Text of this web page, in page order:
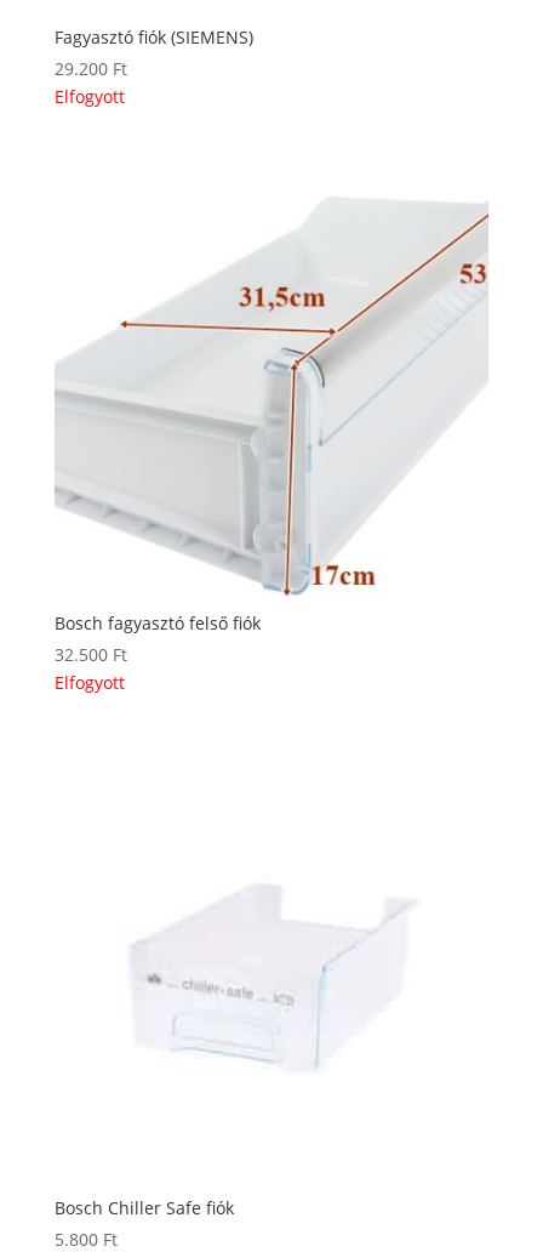
Fagyasztó fiók (SIEMENS)
29.200 Ft
Elfogyott
Bosch fagyasztó felső fiók
32.500 Ft
Elfogyott
Bosch Chiller Safe fiók
5.800 Ft